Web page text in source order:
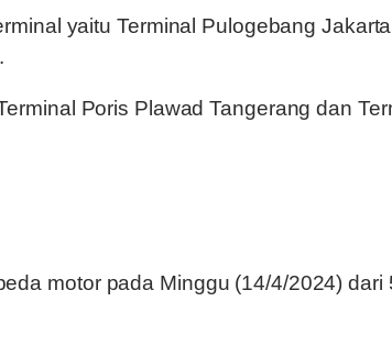
yaitu Terminal Pulogebang
Poris Plawad Tangerang dan
motor pada Minggu (14/4/2024) dari